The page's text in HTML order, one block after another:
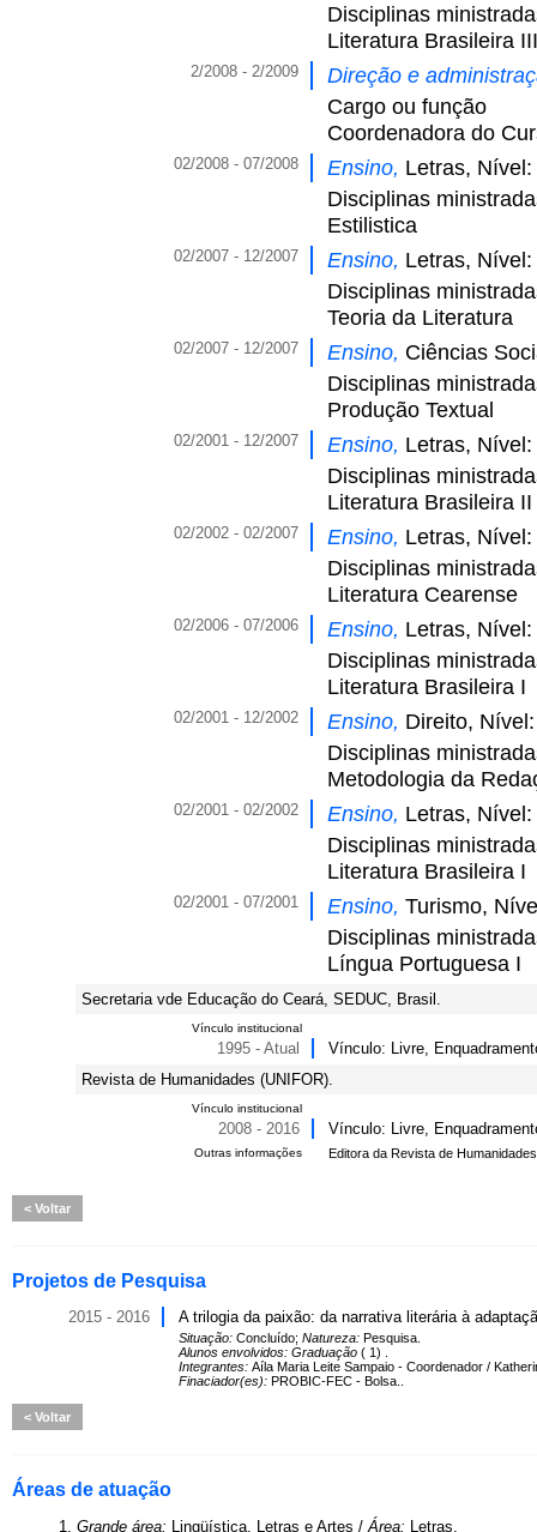
Disciplinas
Literatura Brasileira III
2/2008 - 2/2009
Direção e
Cargo ou função
Coordenadora do
02/2008 - 07/2008 Ensino, Letras,
Disciplinas
Estilistica
02/2007 - 12/2007 Ensino, Letras,
Disciplinas
Teoria da Literatura
02/2007 - 12/2007 Ensino, Ciências
Disciplinas
Produção Textual
02/2001 - 12/2007 Ensino, Letras,
Disciplinas
Literatura Brasileira II
02/2002 - 02/2007 Ensino, Letras,
Disciplinas
Literatura Cearense
02/2006 - 07/2006 Ensino, Letras,
Disciplinas
Literatura Brasileira I
02/2001 - 12/2002 Ensino, Direito,
Disciplinas
Metodologia da
02/2001 - 02/2002 Ensino, Letras,
Disciplinas
Literatura Brasileira I
02/2001 - 07/2001 Ensino, Turismo,
Disciplinas
Língua Portuguesa I
Secretaria vde Educação do Ceará, SEDUC, Brasil.
Vínculo institucional
1995 - Atual
Vínculo: Livre,
Revista de Humanidades (UNIFOR).
Vínculo institucional
2008 - 2016 Vínculo: Livre,
Outras informações Editora da Revista de
Voltar
Projetos de Pesquisa
2015 - 2016 A trilogia da paixão: da narrativa literária à
Situação: Concluído; Natureza: Pesquisa.
Alunos envolvidos: Graduação ( 1) .
Integrantes: Aíla Maria Leite Sampaio - Coordenador /
Finaciador(es): PROBIC-FEC - Bolsa..
Voltar
Áreas de atuação
1. Grande área: Lingüística, Letras e Artes /Área: Letras.